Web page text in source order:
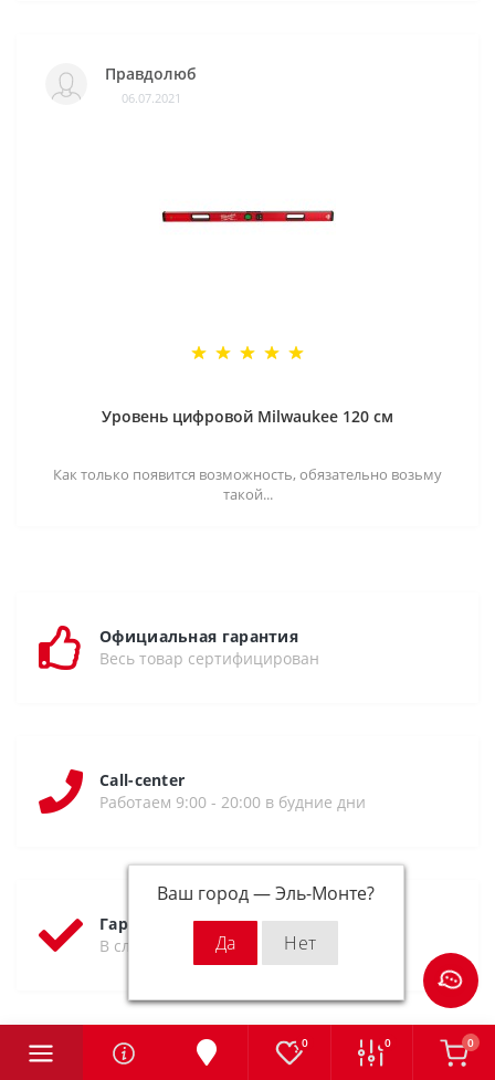
Ваш город —Эль-Монте?
0 0 0
Правдолюб
06.07.2021
Уровень цифровой Milwaukee 120 см
Как только появится возможность, обязательно возьму
такой...
Официальная гарантия
Весь товар сертифицирован
Call-center
Работаем 9:00 - 20:00 в будние дни
Гарантия возврата
В случае брака возможен возврат
Бесплатная доставка